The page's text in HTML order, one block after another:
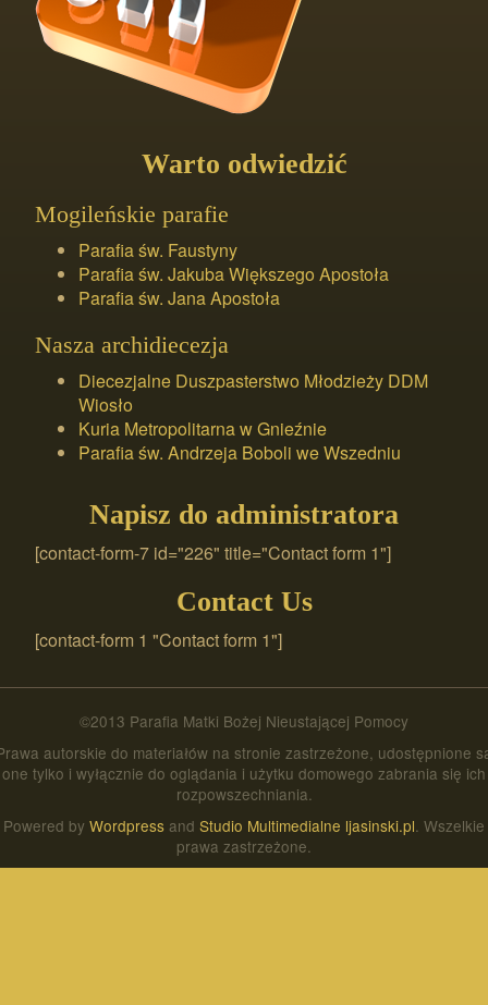
Warto odwiedzić
Mogileńskie parafie
Parafia św. Faustyny
Parafia św. Jakuba Większego Apostoła
Parafia św. Jana Apostoła
Nasza archidiecezja
Diecezjalne Duszpasterstwo Młodzieży DDM
Wiosło
Kuria Metropolitarna w Gnieźnie
Parafia św. Andrzeja Boboli we Wszedniu
Napisz do administratora
[contact-form-7 id="226" title="Contact form 1"]
Contact Us
[contact-form 1 "Contact form 1"]
©2013 Parafia Matki Bożej Nieustającej Pomocy
autorskie do materiałów na stronie zastrzeżone, udostępnione
one tylko i wyłącznie do oglądania i użytku domowego zabrania się ich
rozpowszechniania.
Powered by Wordpress and Studio Multimedialne ljasinski.pl . Wszelkie
prawa zastrzeżone.